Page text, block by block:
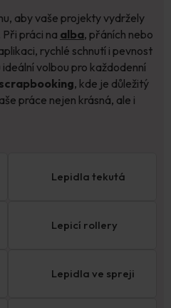
aby vaše projekty vydržely
práci na alba, přáních nebo
rychlé schnutí i pevnost
ideální volbou pro každodenní
scrapbooking, kde je důležitý
práce nejen krásná, ale i
Lepidla tekutá
Lepicí rollery
Lepidla ve spreji